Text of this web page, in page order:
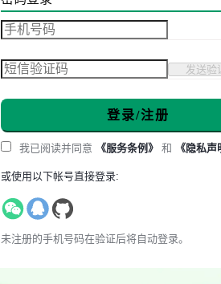
发送验
登录/注册
我已阅读并同意 《服务条例》 和 《隐私声
或使用以下帐号直接登录:
未注册的手机号码在验证后将自动登录。